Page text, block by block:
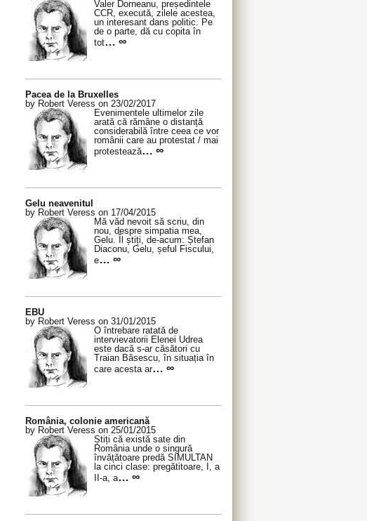
Valer Dorneanu, președintele
CCR, execută, zilele acestea,
un interesant dans politic. Pe
de o parte, dă cu copita în
tot… ∞
Pacea de la Bruxelles
by Robert Veress on 23/02/2017
Evenimentele ultimelor zile
arată că rămâne o distanță
considerabilă între ceea ce vor
românii care au protestat / mai
protestează… ∞
Gelu neavenitul
by Robert Veress on 17/04/2015
Mă văd nevoit să scriu, din
nou, despre simpatia mea,
Gelu. Îl știți, de-acum: Ștefan
Diaconu, Gelu, șeful Fiscului,
e… ∞
EBU
by Robert Veress on 31/01/2015
O întrebare ratată de
intervievatorii Elenei Udrea
este dacă s-ar căsători cu
Traian Băsescu, în situația în
care acesta ar… ∞
România, colonie americană
by Robert Veress on 25/01/2015
Știți că există sate din
România unde o singură
învățătoare predă SIMULTAN
la cinci clase: pregătitoare, I, a
II-a, a… ∞